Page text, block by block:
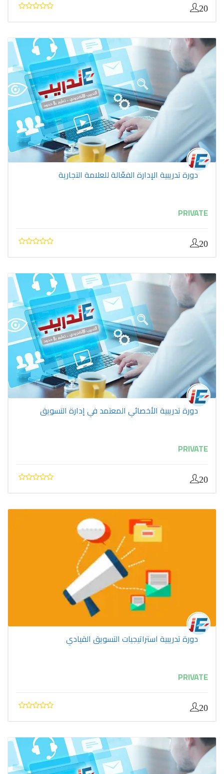
20
دورة تدريبية الإدارة الفعّالة للعلامة التجارية
PRIVATE
20
دورة تدريبية الأخصائي المعتمد في إدارة التسويق
PRIVATE
20
دورة تدريبية استراتيجيات التسويق القيادي
PRIVATE
20